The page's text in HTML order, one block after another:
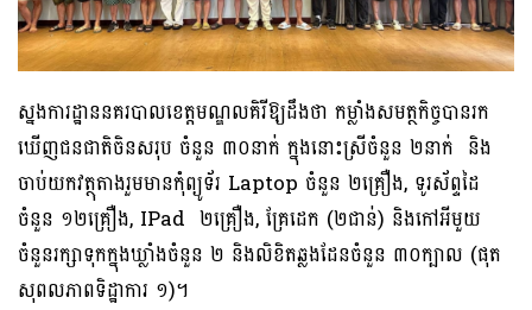
ស្នងការដ្ឋាននគរបាលខេត្តមណ្ឌលគិរីឱ្យដឹងថា កម្លាំងសមត្ថកិច្ចបានរក
ឃើញជនជាតិចិនសរុប ចំនួន ៣០នាក់ ក្នុងនោះស្រីចំនួន ២នាក់ និង
ចាប់យកវត្ថុតាងរួមមានកុំព្យូទ័រ Laptop ចំនួន ២គ្រឿង, ទូរស័ព្ទដៃ
ចំនួន ១២គ្រឿង, IPad ២គ្រឿង, គ្រែដេក (២ជាន់) និងកៅអីមួយ
ចំនួនរក្សាទុកក្នុងឃ្លាំងចំនួន ២ និងលិខិតឆ្លងដែនចំនួន ៣០ក្បាល (ផុត
សុពលភាពទិដ្ឋាការ ១)។